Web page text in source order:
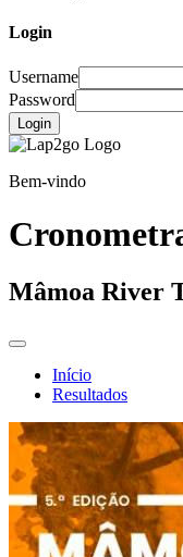
Login
Username
Password
Login
Bem-vindo
Mâmoa River
Início
Resultados